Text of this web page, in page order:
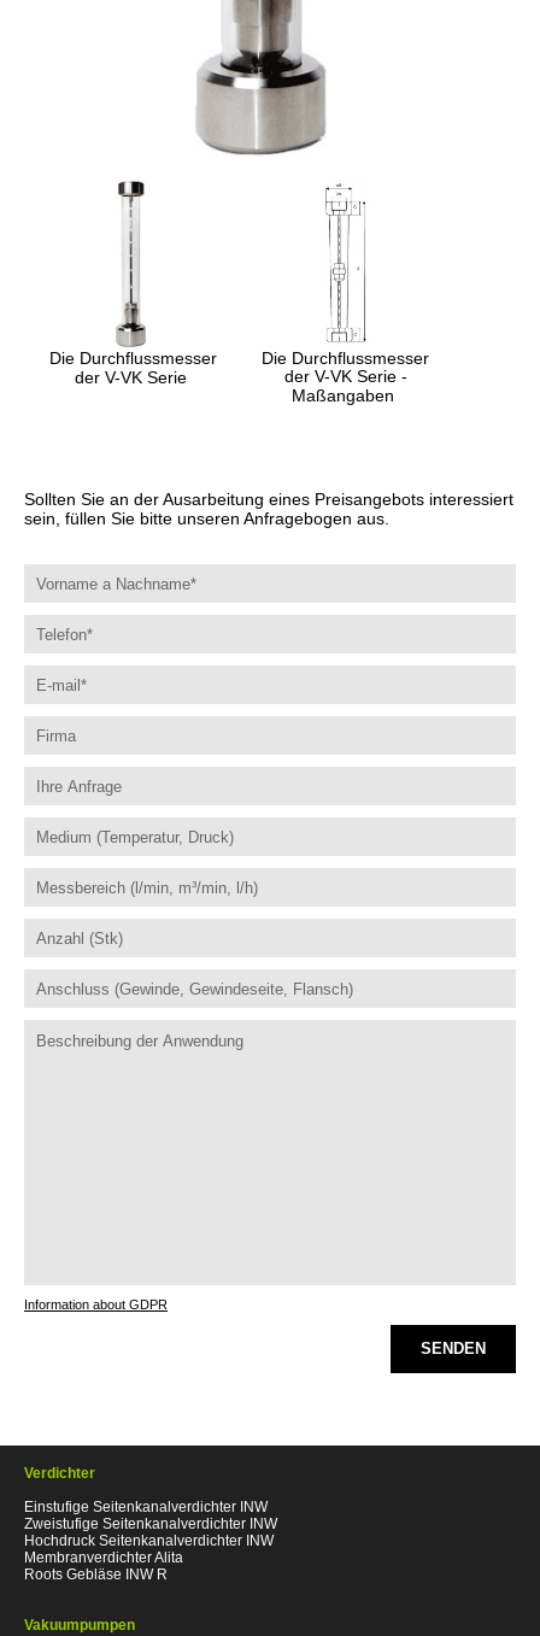
Die Durchflussmesser
der V-VK Serie
Die Durchflussmesser
der V-VK Serie -
Maßangaben
Sollten Sie an der Ausarbeitung eines Preisangebots interessiert
sein, füllen Sie bitte unseren Anfragebogen aus.
Information about GDPR
SENDEN
Verdichter
Einstufige Seitenkanalverdichter INW
Zweistufige Seitenkanalverdichter INW
Hochdruck Seitenkanalverdichter INW
Membranverdichter Alita
Roots Gebläse INW R
Vakuumpumpen